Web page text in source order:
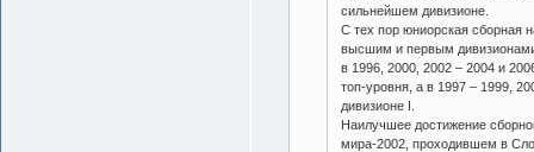
сильнейшем дивизионе.
С тех пор юниорская сборная
высшим и первым
в 1996, 2000, 2002 – 2004 и
топ-уровня, а в 1997 – 1999,
дивизионе I.
Наилучшее достижение
мира-2002, проходившем в